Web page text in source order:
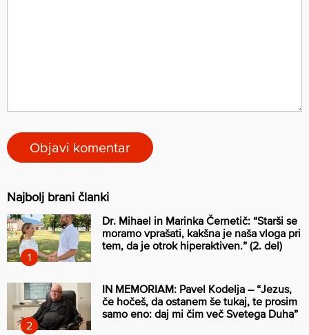
Najbolj brani članki
Dr. Mihael in Marinka Černetič: “Starši se
moramo vprašati, kakšna je naša vloga pri
tem, da je otrok hiperaktiven.” (2. del)
IN MEMORIAM: Pavel Kodelja – “Jezus,
če hočeš, da ostanem še tukaj, te prosim
samo eno: daj mi čim več Svetega Duha”